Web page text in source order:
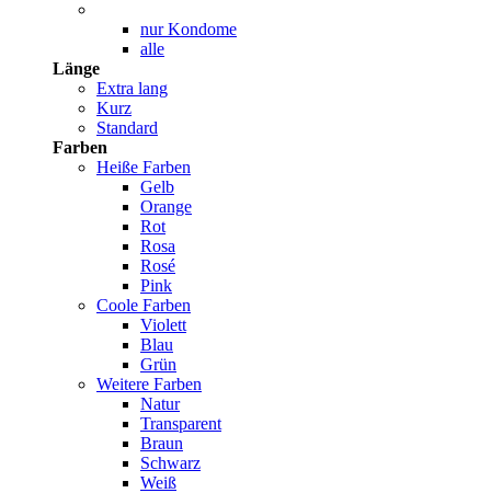
nur Kondome
alle
Länge
Extra lang
Kurz
Standard
Farben
Heiße Farben
Gelb
Orange
Rot
Rosa
Rosé
Pink
Coole Farben
Violett
Blau
Grün
Weitere Farben
Natur
Transparent
Braun
Schwarz
Weiß